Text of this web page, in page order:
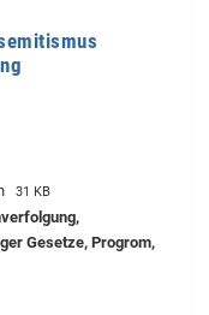
31 KB
Gesetze, Progrom,